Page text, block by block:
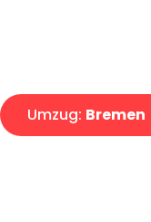
Umzug: Bremen